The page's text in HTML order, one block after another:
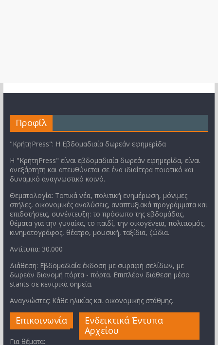
Προφίλ
"ΚρήτηPress": Η Εβδομαδιαία δωρεάν εφημερίδα
Η "ΚρήτηPress" είναι εβδομαδιαία δωρεάν εφημερίδα, είναι
ανεξάρτητη και απευθύνεται σε ένα ιδιαίτερα ποιοτικό και
δυναμικό αναγνωστικό κοινό.
Θεματολογία: Τοπικά νέα, πολιτική ενημέρωση, μόνιμες
στήλες, οικονομικές αναλύσεις, αναπτυξιακά προγράμματα και
επιδοτήσεις, συνέντευξη: το πρόσωπο της εβδομάδας,
θέματα για την γυναίκα, το παιδί, την οικογένεια, πολιτισμός,
κινηματογράφος, θέατρο, μουσική, ταξίδια, ζώδια.
Αντίτυπα: 30.000
Διάθεση: Εβδομαδιαία έκδοση με συραφή σελίδων, με
δωρεάν διανομή πόρτα - πόρτα. Επιπλέον διάθεση μέσο
stants σε κεντρικά σημεία.
Αναγνώστες: Κάθε ηλικίας και οικονομικής στάθμης.
Επικοινωνία
Για θέματα:
Ενδεικτικά Έντυπα
Αρχείου